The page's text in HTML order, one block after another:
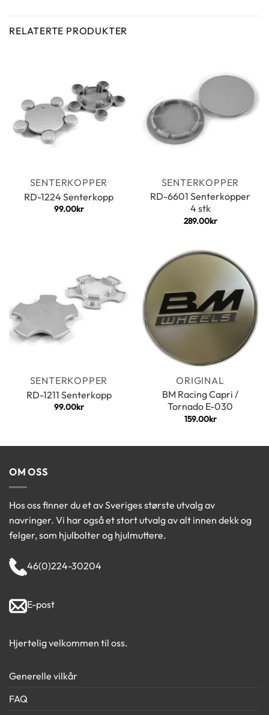
RELATERTE PRODUKTER
SENTERKOPPER
RD-1224 Senterkopp
99.00kr
SENTERKOPPER
RD-6601 Senterkopper
4 stk
289.00kr
SENTERKOPPER
RD-1211 Senterkopp
99.00kr
ORIGINAL
BM Racing Capri /
Tornado E-030
159.00kr
OM OSS
Hos oss finner du et av Sveriges største utvalg av
navringer. Vi har også et stort utvalg av alt innen dekk og
felger, som hjulbolter og hjulmuttere.
46(0)224-30204
E-post
Hjertelig velkommen til oss.
Generelle vilkår
FAQ